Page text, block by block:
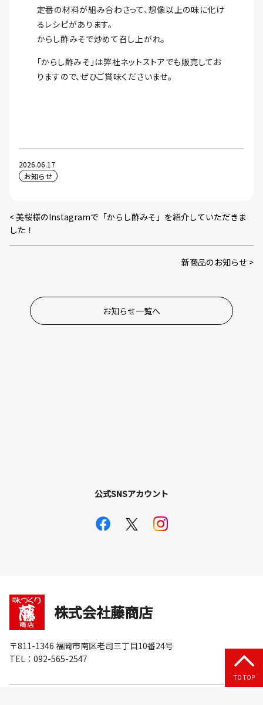
定番の材料が組み合わさって、想像以上の味に化け
るレシピがあります。
からし酢みそで炒めて召し上がれ。
「からし酢みそ」は弊社ネットストアでも販売してお
りますので、ぜひご賞味くださいませ。
2026.06.17
お知らせ
美桜様のInstagramで「からし酢みそ」を紹介していただきま
した！
新商品のお知らせ
お知らせ一覧へ
公式SNSアカウント
株式会社藤商店
〒811-1346 福岡市南区老司三丁目10番24号
TEL：092-565-2547
TO TOP